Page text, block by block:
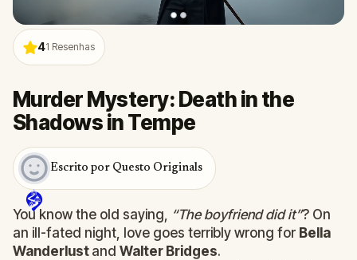
41 Resenhas
Murder Mystery: Death in the
Shadows in Tempe
Escrito por Questo Originals
You know the old saying, “The boyfriend did it”? On
an ill-fated night, love goes terribly wrong for Bella
Wanderlust and Walter Bridges.